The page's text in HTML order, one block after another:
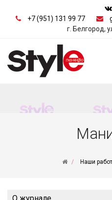
+7 (951) 131 99 77
г. Белгород,
Наши